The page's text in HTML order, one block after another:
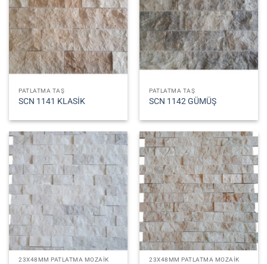
PATLATMA TAŞ
SCN 1141 KLASİK
PATLATMA TAŞ
SCN 1142 GÜMÜŞ
23X48MM PATLATMA MOZAIK 23X48MM PATLATMA MOZAIK